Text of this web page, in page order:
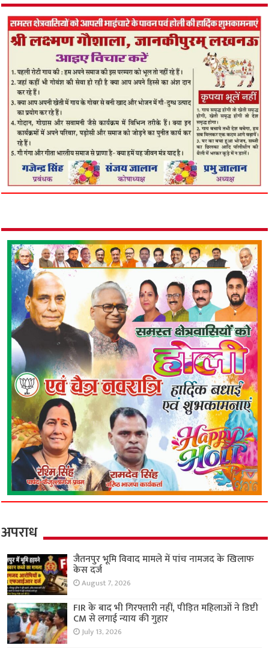
अपराध
जैतनपुर भूमि विवाद मामले में पांच नामजद के खिलाफ
केस दर्ज
August 7, 2026
FIR के बाद भी गिरफ्तारी नहीं, पीड़ित महिलाओं ने डिप्टी
CM से लगाई न्याय की गुहार
July 13, 2026